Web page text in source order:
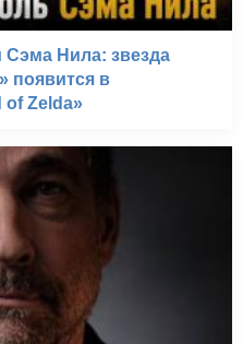
Сэма Нила: звезда
появится в
of Zelda»